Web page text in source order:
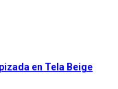
en Tela Beige